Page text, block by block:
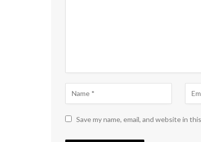
Save my name, email, and website in